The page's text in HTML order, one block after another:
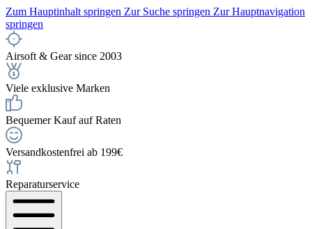
Zum Hauptinhalt springen Zur Suche springen Zur Hauptnavigation
springen
Airsoft & Gear since 2003
Viele exklusive Marken
Bequemer Kauf auf Raten
Versandkostenfrei ab 199€
Reparaturservice